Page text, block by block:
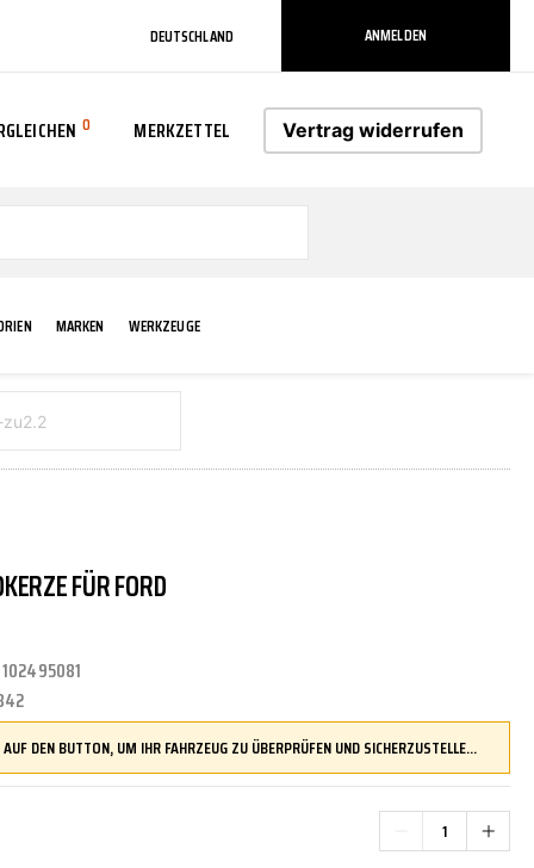
DEUTSCHLAND ANMELDEN
0 MERKZETTEL Vertrag widerrufen
MARKEN WERKZEUGE
VERBREITERUNG
TRITTBRETTER
ELEKTRIK
KLIMAANLAGE
LENKUNG MOTORTEILE
TECHNIK & WARTUNG
REINIGUNGS-/PFLEGEMITTEL
AS-PL
DR.WACK
LIQUI MOLY MANN FILTER
FÜR FORD
102495081
DRÜCKEN SIE AUF DEN BUTTON, UM IHR FAHRZEUG ZU ÜBERPRÜFEN UND SICHERZUSTELLEN, DASS DIESES TEIL KOMPATIBEL IST, BEVOR SIE ES BESTELLEN